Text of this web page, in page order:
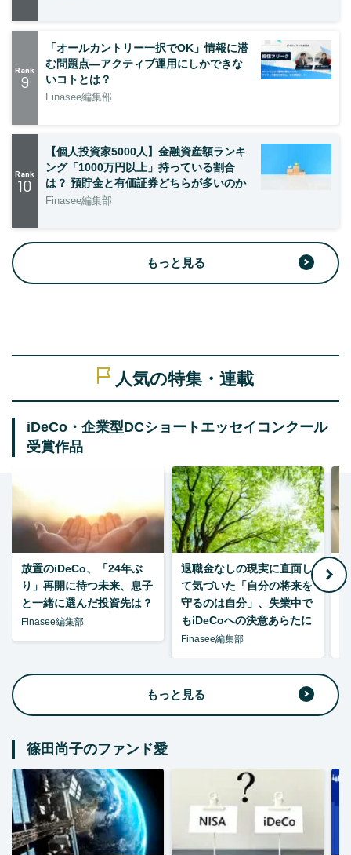
Rank
9
「オールカントリー一択でOK」情報に潜
む問題点―アクティブ運用にしかできな
いコトとは？
Finasee編集部
Rank
10
【個人投資家5000人】金融資産額ランキ
ング「1000万円以上」持っている割合
は？ 預貯金と有価証券どちらが多いのか
Finasee編集部
もっと見る
人気の特集・連載
iDeCo・企業型DCショートエッセイコンクール
受賞作品
放置のiDeCo、「24年ぶ
り」再開に待つ未来、息子
と一緒に選んだ投資先は？
Finasee編集部
退職金なしの現実に直面し
て気づいた「自分の将来を
守るのは自分」、失業中で
もiDeCoへの決意あらたに
Finasee編集部
もっと見る
篠田尚子のファンド愛